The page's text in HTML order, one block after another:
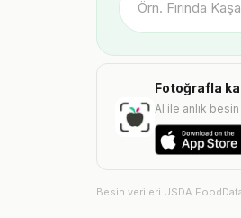
Fotoğrafla
AI ile anlık
Besin verileri USDA